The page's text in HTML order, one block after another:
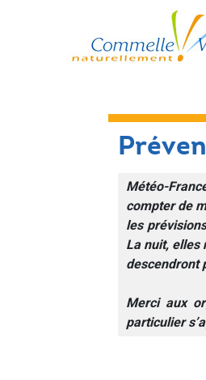
Météo-
compter de
les
La nuit, elles
descendront
Merci aux
particulier